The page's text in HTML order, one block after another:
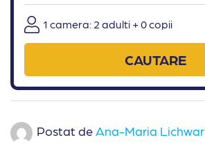
1 camera: 2 adulti + 0 copii
CAUTARE
Postat de Ana-Maria Lichwar